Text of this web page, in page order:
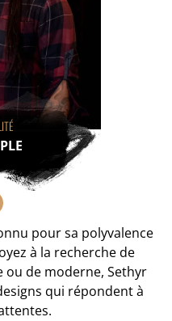
pour sa polyvalence
à la recherche de
ou de moderne, Sethyr
qui répondent à